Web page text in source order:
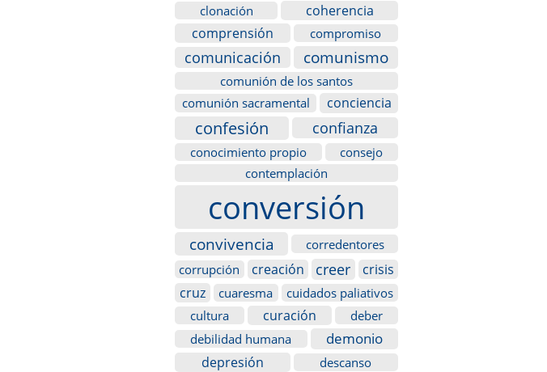
clonación
coherencia
comprensión
compromiso
comunicación comunismo
comunión de los santos
comunión sacramental
conciencia
confesión confianza
conocimiento propio
consejo
contemplación
conversión
convivencia
corredentores
corrupción
creación creer
crisis
cruz
cuaresma
cuidados paliativos
cultura
curación
deber
debilidad humana
demonio
depresión
descanso